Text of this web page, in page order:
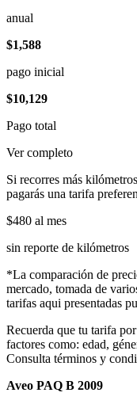
anual
$1,588
pago inicial
$10,129
Pago total
Ver completo
Si recorres más
pagarás una tarifa
$480 al mes
sin reporte de kilómetros
*La comparación de
mercado, tomada de
tarifas aqui presentadas
Recuerda que tu tarifa
factores como: edad,
Consulta términos y
Aveo PAQ B 2009